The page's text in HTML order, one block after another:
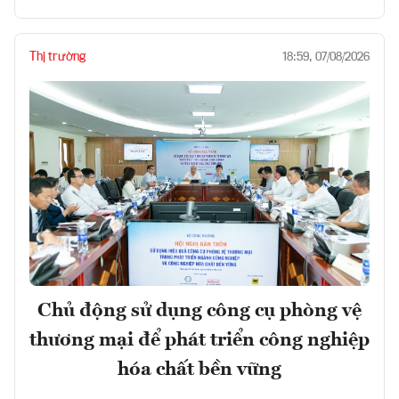
Thị trường 18:59, 07/08/2026
Chủ động sử dụng công cụ phòng vệ
thương mại để phát triển công nghiệp
hóa chất bền vững